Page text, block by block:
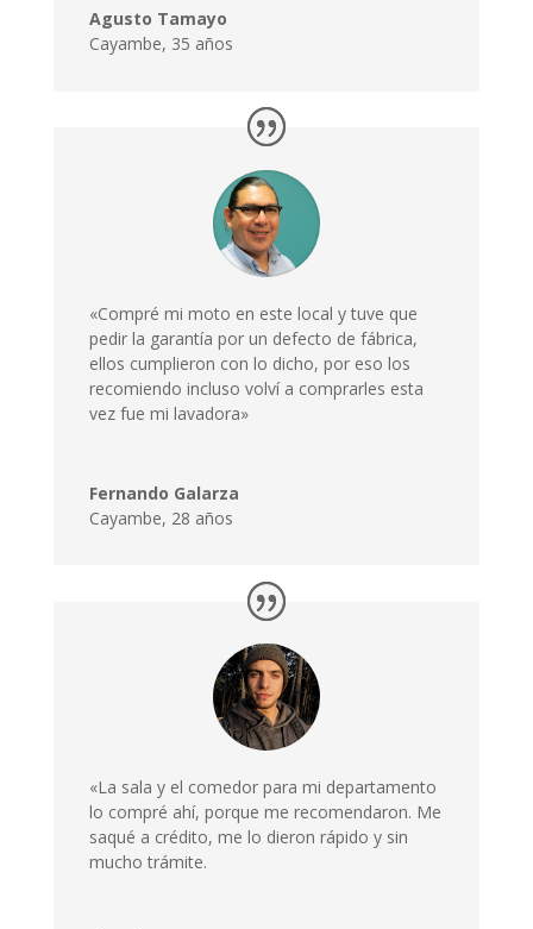
Agusto Tamayo
Cayambe, 35 años
«Compré mi moto en este local y tuve que
pedir la garantía por un defecto de fábrica,
ellos cumplieron con lo dicho, por eso los
recomiendo incluso volví a comprarles esta
vez fue mi lavadora»
Fernando Galarza
Cayambe, 28 años
«La sala y el comedor para mi departamento
lo compré ahí, porque me recomendaron. Me
saqué a crédito, me lo dieron rápido y sin
mucho trámite.